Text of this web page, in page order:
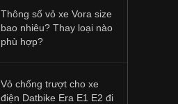
Thông số vỏ xe Vora size
bao nhiêu? Thay loại nào
phù hợp?
Vỏ chống trượt cho xe
điện Datbike Era E1 E2 đi